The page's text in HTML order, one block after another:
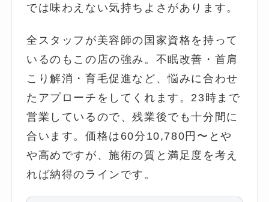
では味わえない気持ちよさがあります。
全スタッフが美容師の国家資格を持って
いるのもこの店の強み。不眠改善・首肩
こり解消・育毛促進など、悩みに合わせ
たアプローチをしてくれます。23時まで
営業しているので、残業後でも十分間に
合います。価格は60分10,780円〜とや
や高めですが、施術の質と満足度を考え
れば納得のラインです。